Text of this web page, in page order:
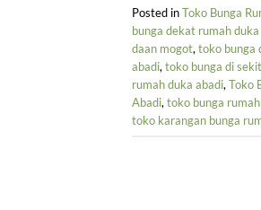
Posted inToko Bunga
bunga dekat rumah
daan mogot, toko bunga
abadi, toko bunga di
rumah duka abadi, Toko
Abadi, toko bunga
toko karangan bunga